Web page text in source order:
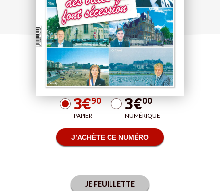
3€90
PAPIER 3€00
NUMÉRIQUE
J’ACHÈTE CE NUMÉRO
JE FEUILLETTE